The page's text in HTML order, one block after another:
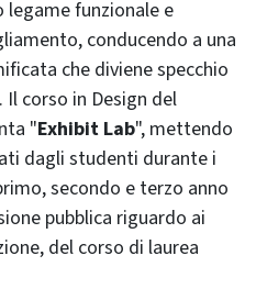
legame funzionale e
conducendo a una
che diviene specchio
corso in Design del
"Exhibit Lab", mettendo
dagli studenti durante i
secondo e terzo anno
pubblica riguardo ai
del corso di laurea